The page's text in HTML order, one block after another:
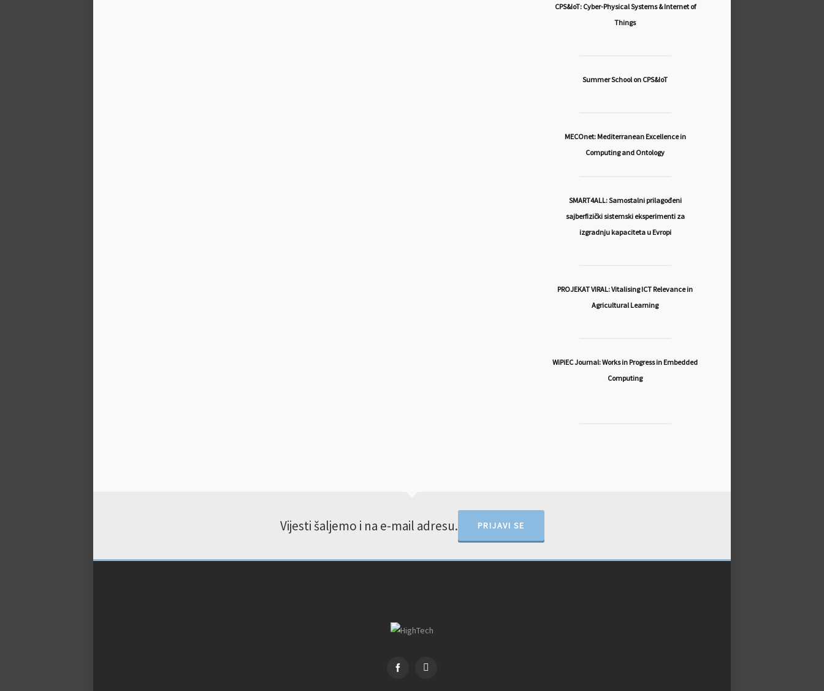
CPS&IoT: Cyber-Physical Systems & Internet of
Things
Summer School on CPS&IoT
MECOnet: Mediterranean Excellence in
Computing and Ontology
SMART4ALL: Samostalni prilagođeni
sajberfizički sistemski eksperimenti za
izgradnju kapaciteta u Evropi
PROJEKAT VIRAL: Vitalising ICT Relevance in
Agricultural Learning
WiPiEC Journal: Works in Progress in Embedded
Computing
Vijesti šaljemo i na e-mail adresu. PRIJAVI SE